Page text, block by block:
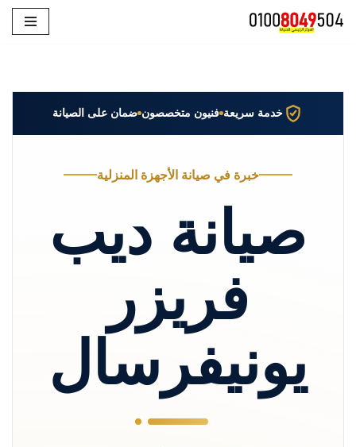
خدمة سريعة فنيون متخصصون ضمان على الصيانة
خبرة في صيانة الأجهزة المنزلية
صيانة ديب
فريزر
يونيفرسال